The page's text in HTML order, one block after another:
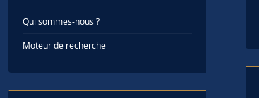
Qui sommes-nous ?
Moteur de recherche